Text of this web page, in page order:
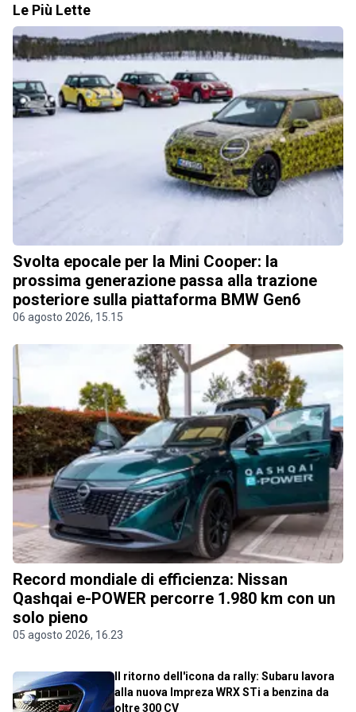
Le Più Lette
Svolta epocale per la Mini Cooper: la
prossima generazione passa alla trazione
posteriore sulla piattaforma BMW Gen6
06 agosto 2026, 15.15
Record mondiale di efficienza: Nissan
Qashqai e-POWER percorre 1.980 km con un
solo pieno
05 agosto 2026, 16.23
Il ritorno dell'icona da rally: Subaru lavora
alla nuova Impreza WRX STi a benzina da
oltre 300 CV